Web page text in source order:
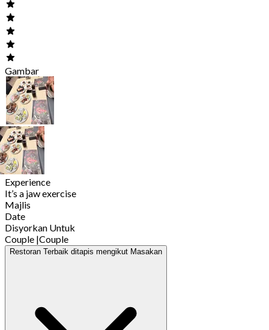
Gambar
Experience
It’s a jaw exercise
Majlis
Date
Disyorkan Untuk
Couple |Couple
Restoran Terbaik ditapis mengikut Masakan